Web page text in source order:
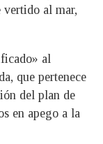
vertido al mar,
al
que pertenece
del plan de
en apego a la